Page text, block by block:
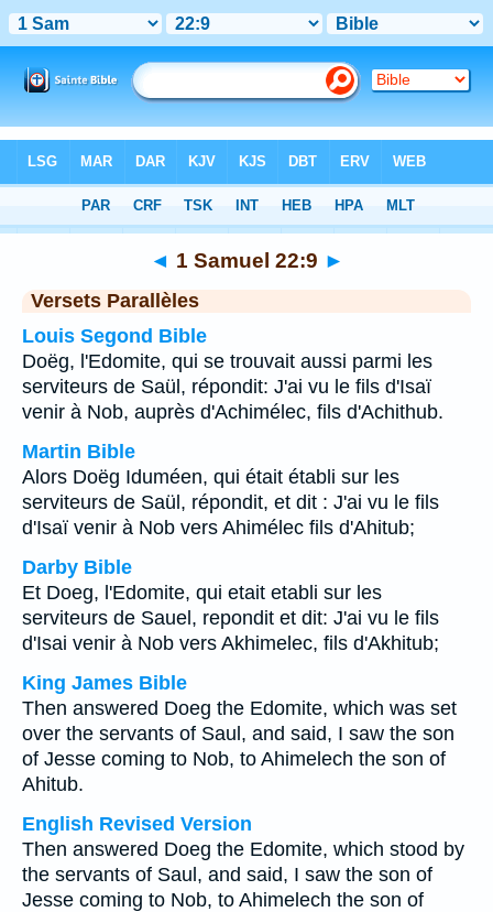
Chapitre 22 > Verset 9
◄ 1 Samuel 22:9 ►
Versets Parallèles
Louis Segond Bible
Doëg, l'Edomite, qui se trouvait aussi parmi les
serviteurs de Saül, répondit: J'ai vu le fils d'Isaï
venir à Nob, auprès d'Achimélec, fils d'Achithub.
Martin Bible
Alors Doëg Iduméen, qui était établi sur les
serviteurs de Saül, répondit, et dit : J'ai vu le fils
d'Isaï venir à Nob vers Ahimélec fils d'Ahitub;
Darby Bible
Et Doeg, l'Edomite, qui etait etabli sur les
serviteurs de Sauel, repondit et dit: J'ai vu le fils
d'Isai venir à Nob vers Akhimelec, fils d'Akhitub;
King James Bible
Then answered Doeg the Edomite, which was set
over the servants of Saul, and said, I saw the son
of Jesse coming to Nob, to Ahimelech the son of
Ahitub.
English Revised Version
Then answered Doeg the Edomite, which stood by
the servants of Saul, and said, I saw the son of
Jesse coming to Nob, to Ahimelech the son of